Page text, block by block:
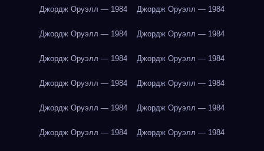
Джордж Оруэлл — 1984 Джордж Оруэлл — 1984
Джордж Оруэлл — 1984 Джордж Оруэлл — 1984
Джордж Оруэлл — 1984 Джордж Оруэлл — 1984
Джордж Оруэлл — 1984 Джордж Оруэлл — 1984
Джордж Оруэлл — 1984 Джордж Оруэлл — 1984
Джордж Оруэлл — 1984 Джордж Оруэлл — 1984